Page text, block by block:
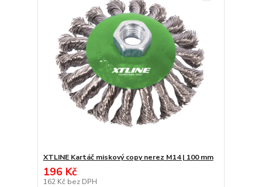
XTLINE Kartáč miskový copy nerez M14 | 100 mm
196 Kč
162 Kč bez DPH